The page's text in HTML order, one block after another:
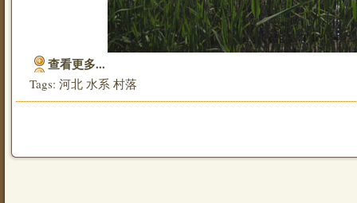
查看更多...
Tags: 河北 水系 村落